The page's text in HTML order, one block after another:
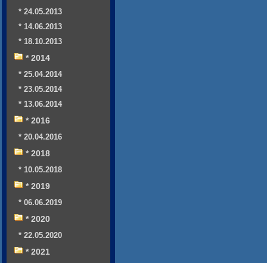
* 24.05.2013
* 14.06.2013
* 18.10.2013
* 2014
* 25.04.2014
* 23.05.2014
* 13.06.2014
* 2016
* 20.04.2016
* 2018
* 10.05.2018
* 2019
* 06.06.2019
* 2020
* 22.05.2020
* 2021